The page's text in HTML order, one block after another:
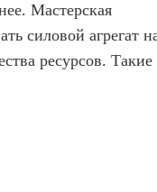
Мастерская
силовой агрегат
ресурсов. Такие